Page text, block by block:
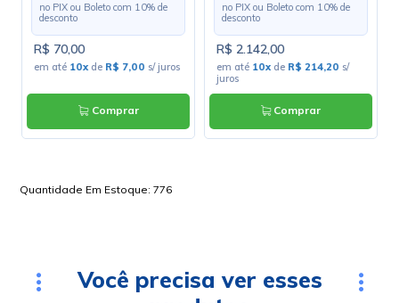
no PIX ou Boleto com 10% de
desconto
R$ 70,00
em até 10xde R$ 7,00 s/ juros
Comprar
no PIX ou Boleto com 10% de
desconto
R$ 2.142,00
em até 10xde R$ 214,20 s/
juros
Comprar
Quantidade Em Estoque:776
Você precisa ver esses